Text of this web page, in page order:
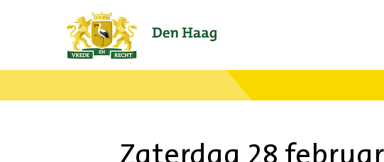
Ga
naar
de
Zaterdag 28